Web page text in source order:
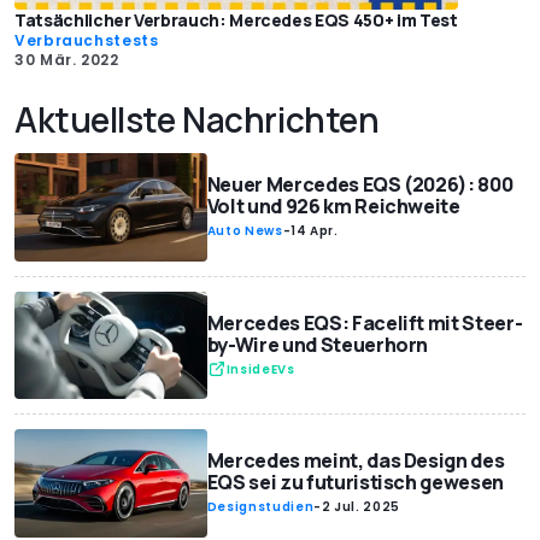
Tatsächlicher Verbrauch: Mercedes EQS 450+ im Test
Verbrauchstests
30 Mär. 2022
Aktuellste Nachrichten
Neuer Mercedes EQS (2026): 800
Volt und 926 km Reichweite
Auto News-14 Apr.
Mercedes EQS: Facelift mit Steer-
by-Wire und Steuerhorn
InsideEVs
Mercedes meint, das Design des
EQS sei zu futuristisch gewesen
Designstudien- 2 Jul. 2025